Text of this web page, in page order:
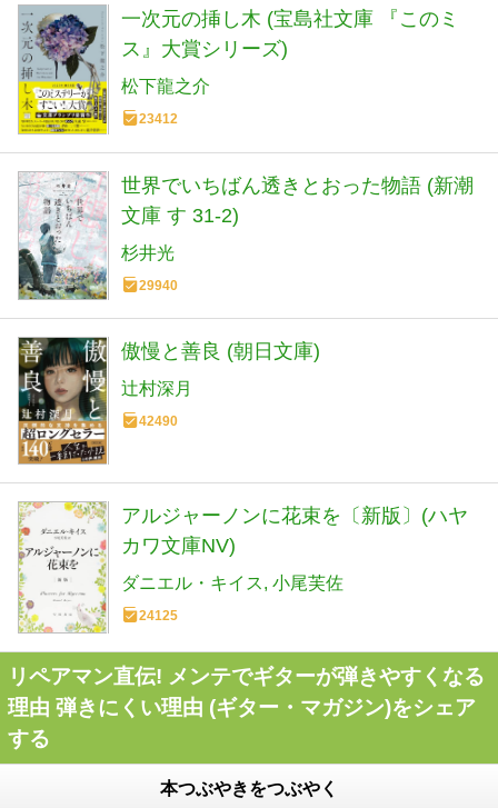
一次元の挿し木 (宝島社文庫 『このミ
ス』大賞シリーズ)
松下龍之介
23412
世界でいちばん透きとおった物語 (新潮
文庫 す 31-2)
杉井光
29940
傲慢と善良 (朝日文庫)
辻村深月
42490
アルジャーノンに花束を〔新版〕(ハヤ
カワ文庫NV)
ダニエル・キイス 小尾芙佐
24125
リペアマン直伝! メンテでギターが弾きやすくなる
理由 弾きにくい理由 (ギター・マガジン)をシェア
する
本つぶやきをつぶやく